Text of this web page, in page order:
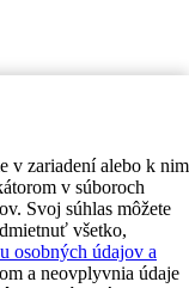
v zariadení alebo k nim
v súboroch
Svoj súhlas môžete
všetko,
osobných údajov a
a neovplyvnia údaje